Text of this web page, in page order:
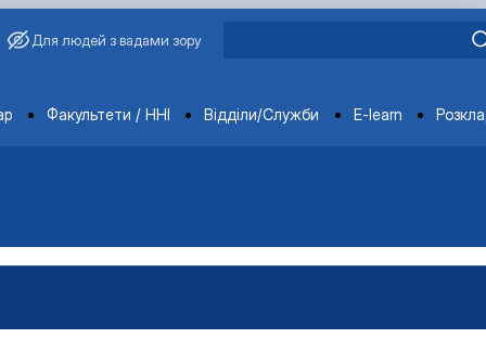
Для людей з вадами зору
Факультети / ННІ Відділи/Служби E-learn